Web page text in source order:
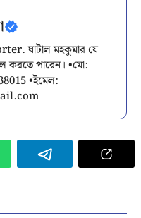
ঘাটাল মহকুমার যে
পারেন। •মো:
•ইমেল: